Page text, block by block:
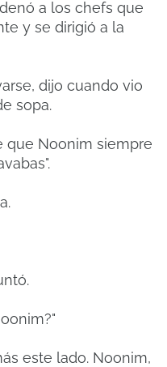
a los chefs que
y se dirigió a la
dijo cuando vio
sopa.
que Noonim siempre
este lado. Noonim,